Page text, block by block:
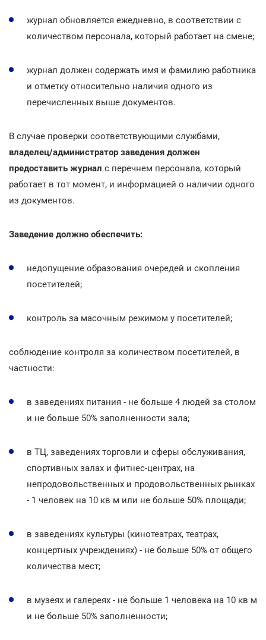
журнал обновляется ежедневно, в соответствии с
количеством персонала, который работает на смене;
журнал должен содержать имя и фамилию работника
и отметку относительно наличия одного из
перечисленных выше документов.
В случае проверки соответствующими службами,
владелец/администратор заведения должен
предоставить журнал с перечнем персонала, который
работает в тот момент, и информацией о наличии одного
из документов.
Заведение должно обеспечить:
недопущение образования очередей и скопления
посетителей;
контроль за масочным режимом у посетителей;
соблюдение контроля за количеством посетителей, в
частности:
в заведениях питания - не больше 4 людей за столом
и не больше 50% заполненности зала;
в ТЦ, заведениях торговли и сферы обслуживания,
спортивных залах и фитнес-центрах, на
непродовольственных и продовольственных рынках
- 1 человек на 10 кв м или не больше 50% площади;
в заведениях культуры (кинотеатрах, театрах,
концертных учреждениях) - не больше 50% от общего
количества мест;
в музеях и галереях - не больше 1 человека на 10 кв м
и не больше 50% заполненности;